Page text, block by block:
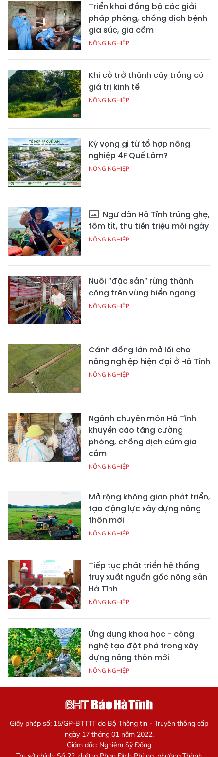
Triển khai đồng bộ các giải
pháp phòng, chống dịch bệnh
gia súc, gia cầm
NÔNG NGHIỆP
Khi cỏ trở thành cây trồng có
giá trị kinh tế
NÔNG NGHIỆP
Kỳ vọng gì từ tổ hợp nông
nghiệp 4F Quế Lâm?
NÔNG NGHIỆP
Ngư dân Hà Tĩnh trúng ghẹ,
tôm tít, thu tiền triệu mỗi ngày
NÔNG NGHIỆP
Nuôi “đặc sản” rừng thành
công trên vùng biển ngang
NÔNG NGHIỆP
Cánh đồng lớn mở lối cho
nông nghiệp hiện đại ở Hà Tĩnh
NÔNG NGHIỆP
Ngành chuyên môn Hà Tĩnh
khuyến cáo tăng cường
phòng, chống dịch cúm gia
cầm
NÔNG NGHIỆP
Mở rộng không gian phát triển,
tạo động lực xây dựng nông
thôn mới
NÔNG NGHIỆP
Tiếp tục phát triển hệ thống
truy xuất nguồn gốc nông sản
Hà Tĩnh
NÔNG NGHIỆP
Ứng dụng khoa học - công
nghệ tạo đột phá trong xây
dựng nông thôn mới
NÔNG NGHIỆP
Giấy phép số: 15/GP-BTTTT do Bộ Thông tin - Truyền thông cấp
ngày 17 tháng 01 năm 2022.
Giám đốc: Nghiêm Sỹ Đống